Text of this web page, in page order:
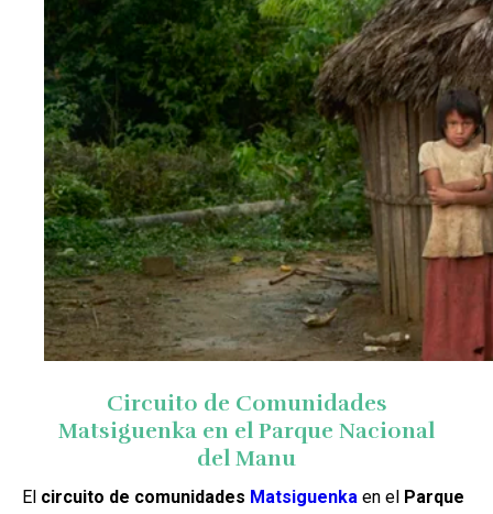
Circuito de Comunidades
Matsiguenka en el Parque Nacional
del Manu
El circuito de comunidades Matsiguenka en el Parque